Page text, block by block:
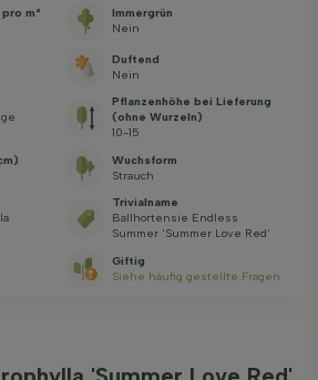
m²
Immergrün
Nein
Duftend
Nein
Pflanzenhöhe bei Lieferung
(ohne Wurzeln)
10-15
Wuchsform
Strauch
Trivialname
Ballhortensie Endless
Summer 'Summer Love Red'
Giftig
Siehe häufig gestellte Fragen